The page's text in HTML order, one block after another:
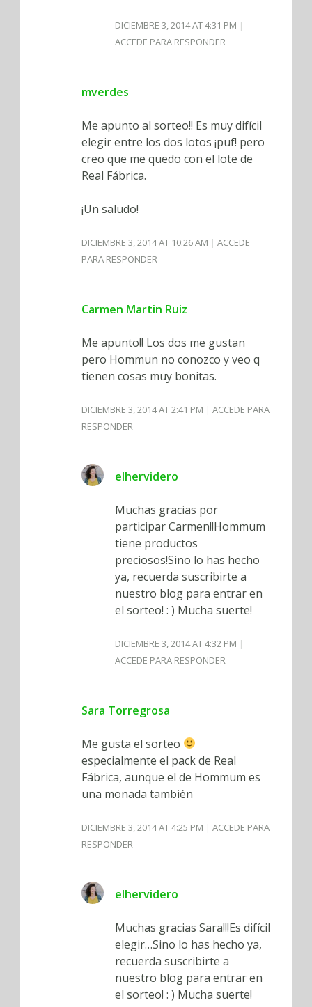
DICIEMBRE 3, 2014 AT 4:31 PM
ACCEDE PARA RESPONDER
mverdes
Me apunto al sorteo!! Es muy difícil
elegir entre los dos lotos ¡puf! pero
creo que me quedo con el lote de
Real Fábrica.
¡Un saludo!
DICIEMBRE 3, 2014 AT 10:26 AM
ACCEDE
PARA RESPONDER
Carmen Martin Ruiz
Me apunto!! Los dos me gustan
pero Hommun no conozco y veo q
tienen cosas muy bonitas.
DICIEMBRE 3, 2014 AT 2:41 PM
ACCEDE PARA
RESPONDER
elhervidero
Muchas gracias por
participar Carmen!!Hommum
tiene productos
preciosos!Sino lo has hecho
ya, recuerda suscribirte a
nuestro blog para entrar en
el sorteo! : ) Mucha suerte!
DICIEMBRE 3, 2014 AT 4:32 PM
ACCEDE PARA RESPONDER
Sara Torregrosa
Me gusta el sorteo
especialmente el pack de Real
Fábrica, aunque el de Hommum es
una monada también
DICIEMBRE 3, 2014 AT 4:25 PM
ACCEDE PARA
RESPONDER
elhervidero
Muchas gracias Sara!!!Es difícil
elegir…Sino lo has hecho ya,
recuerda suscribirte a
nuestro blog para entrar en
el sorteo! : ) Mucha suerte!